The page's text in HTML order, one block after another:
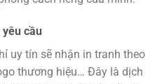
cầu
uy tín sẽ nhận in tranh theo
thương hiệu… Đây là dịch